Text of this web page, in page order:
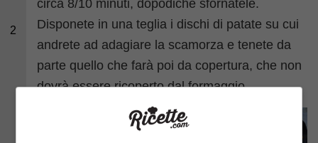
2
circa 8/10 minuti, dopodichè sfornatele.
Disponete in una teglia i dischi di patate su cui
andrete ad adagiare la scamorza e tenete da
parte quello che farà poi da copertura, che non
dovrà essere ricoperto dal formaggio.